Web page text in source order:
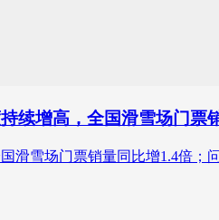
续增高，全国滑雪场门票
滑雪场门票销量同比增1.4倍